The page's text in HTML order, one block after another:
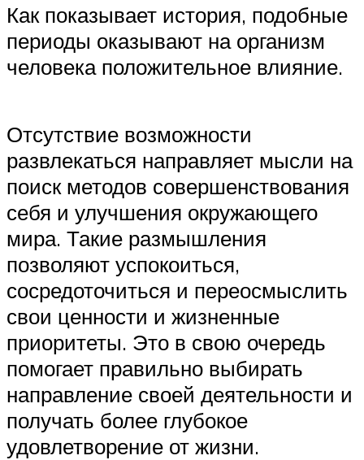
Как показывает история, подобные
периоды оказывают на организм
человека положительное влияние.
Отсутствие возможности
развлекаться направляет мысли на
поиск методов совершенствования
себя и улучшения окружающего
мира. Такие размышления
позволяют успокоиться,
сосредоточиться и переосмыслить
свои ценности и жизненные
приоритеты. Это в свою очередь
помогает правильно выбирать
направление своей деятельности и
получать более глубокое
удовлетворение от жизни.